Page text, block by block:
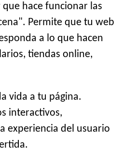
que hace funcionar las
Permite que tu web
a lo que hacen
tiendas online,
vida a tu página.
interactivos,
experiencia del usuario